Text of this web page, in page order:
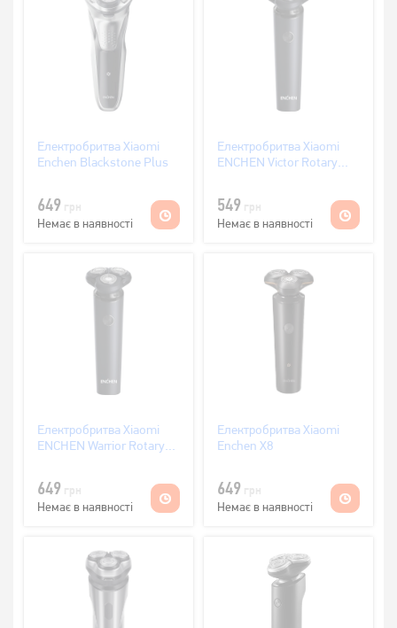
Електробритва Xiaomi
Enchen Blackstone Plus
649
Немає в наявності
Електробритва Xiaomi
ENCHEN Victor Rotary
549
Немає в наявності
Електробритва Xiaomi
ENCHEN Warrior Rotary
649
Немає в наявності
Електробритва Xiaomi
Enchen X8
649
Немає в наявності